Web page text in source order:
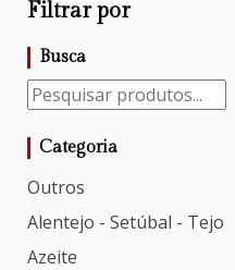
Filtrar por
Busca
Categoria
Outros
Alentejo - Setúbal - Tejo
Azeite